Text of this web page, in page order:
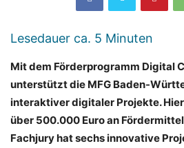
Lesedauer ca. 5 Minuten
Mit dem Förderprogramm Digital
unterstützt die MFG Baden-
interaktiver digitaler Projekte.
über 500.000 Euro an
Fachjury hat sechs innovative